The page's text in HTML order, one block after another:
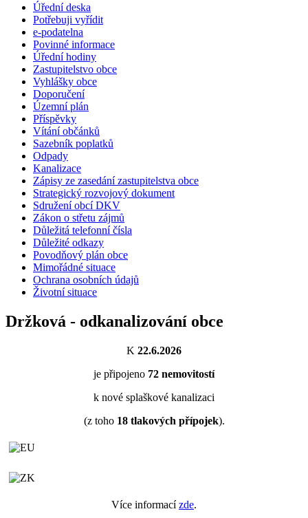
Úřední deska
Potřebuji vyřídit
e-podatelna
Povinné informace
Úřední hodiny
Zastupitelstvo obce
Vyhlášky obce
Doporučení
Územní plán
Příspěvky
Vítání občánků
Sazebník poplatků
Odpady
Kanalizace
Zápisy ze zasedání zastupitelstva obce
Strategický rozvojový dokument
Sdružení obcí DKV
Zákon o střetu zájmů
Důležitá telefonní čísla
Důležité odkazy
Povodňový plán obce
Mimořádné situace
Ochrana osobních údajů
Životní situace
Držková - odkanalizování obce
K 22.6.2026
je připojeno 72 nemovitostí
k nové splaškové kanalizaci
(z toho 18tlakových přípojek).
Více informacízde.